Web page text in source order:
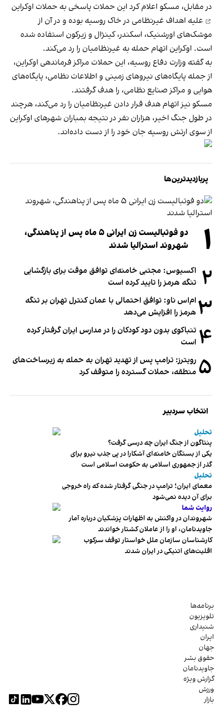
در مقابل، مسکو اعلام کرد این حملات پاسخی به حملات اوکراین
علیه اهداف غیرنظامی در خاک روسیه بوده و در آن از
موشک‌های اورشنیک، اسکندر، کینژال و زیرکون استفاده شده
است. اوکراین اتهام حمله به غیرنظامیان را رد می‌کند.
به گفته وزارت دفاع روسیه، این حملات مراکز فرماندهی اوکراین،
از جمله پایگاه‌های نیروهای زمینی و اطلاعات نظامی، پایگاه‌های
هوایی و مراکز صنایع نظامی، را هدف گرفتند.
مسکو نیز اتهام هدف قرار دادن غیرنظامیان را رد می‌کند، هرچند
در طول جنگ اخیر، هزاران نفر در نتیجه بمباران شهرهای اوکراین
از سوی ارتش روسیه جان خود را از دست داده‌اند.
پربازدیدترین‌ها
۱
دو فوتبالیست زن ایرانی ۵ ماه پس از پناهندگی،
شهروند استرالیا شدند
۲ اکسیوس: مجتبی خامنه‌ای توافق موقت برای بازگشایی
تنگه هرمز را تایید کرده است
۳ ام‌اس ناو: توافق احتمالی با عمان کنترل تهران بر تنگه
هرمز را افزایش می‌دهد
۴ تنباکوی بدون دود کودکان را در مدارس ایران گرفتار کرده
است
۵ رویترز: ترامپ پس از تهدید تهران به حمله به زیرساخت‌های
منطقه، حملات گسترده را متوقف کرد
انتخاب سردبیر
تحلیل
پنتاگون از جنگ ایران چه درسی گرفت؟
یکی از بستگان خامنه‌ای آشکارا در پی جذب نیرو برای
گذر از جمهوری اسلامی به حکومت اسلامی است
تحلیل
معمای ایران؛ ترامپ در جنگی گرفتار شده که راه خروجی
برای آن دیده نمی‌شود
روایت شما
شهروندان در واکنش به اظهارات پزشکیان درباره آمار
جاویدنامان، او را از عاملان کشتار خواندند
کارشناسان سازمان ملل خواستار توقف سرکوب
اقلیت‌های اتنیکی در ایران شدند
برنامه‌ها
تلویزیون
شنیداری
ایران
جهان
حقوق بشر
جاویدنامان
گزارش ویژه
ورزش
بازار